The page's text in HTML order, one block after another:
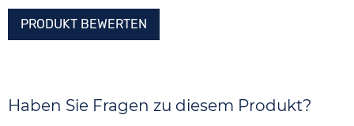
PRODUKT BEWERTEN
Haben Sie Fragen zu diesem Produkt?